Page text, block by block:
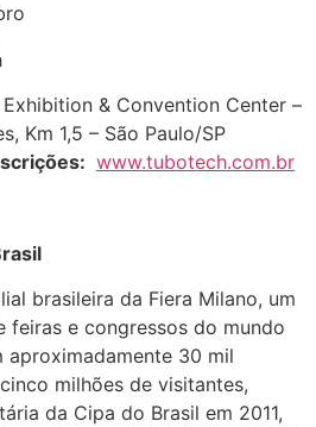
& Convention Center –
Km 1,5 – São Paulo/SP
www.tubotech.com.br
brasileira da Fiera Milano, um
feiras e congressos do mundo
aproximadamente 30 mil
milhões de visitantes,
da Cipa do Brasil em 2011,